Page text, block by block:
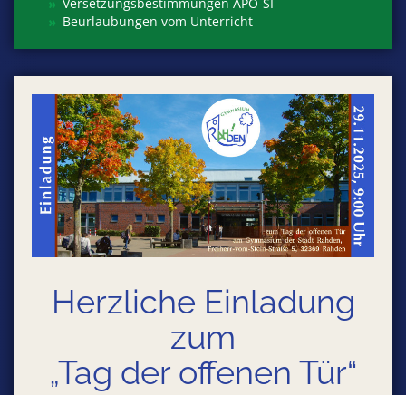
Beurlaubungen vom Unterricht
Herzliche Einladung
zum
„Tag der offenen Tür“